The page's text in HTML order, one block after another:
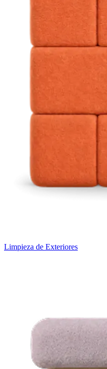
Limpieza de Exteriores